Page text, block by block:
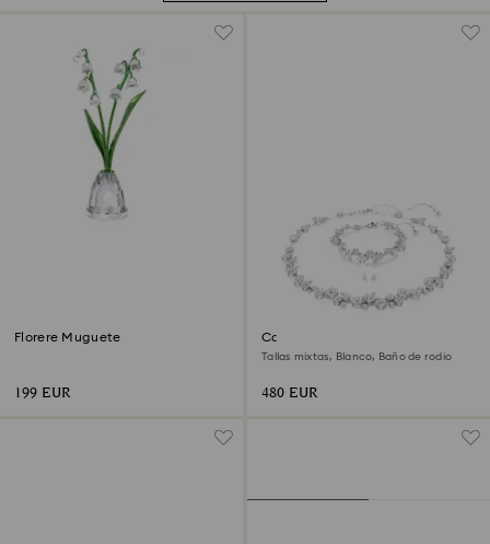
Florere Muguete
199 EUR
Conjunto Constella
Tallas mixtas, Blanco, Baño de rodio
480 EUR